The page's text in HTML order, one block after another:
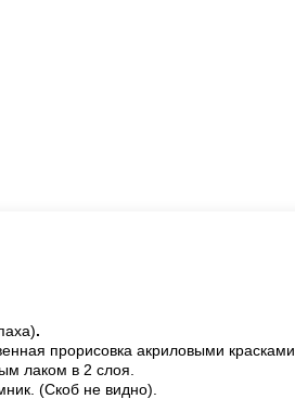
.
прорисовка акриловыми красками.
лаком в 2 слоя.
(Скоб не видно).